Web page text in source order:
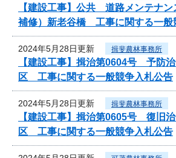
【建設工事】公共 道路メンテナン
補修）新老谷橋 工事に関する一般
2024年5月28日更新 揖斐農林事務所
【建設工事】揖治第0604号 予防
区 工事に関する一般競争入札公告
2024年5月28日更新 揖斐農林事務所
【建設工事】揖治第0605号 復旧
区 工事に関する一般競争入札公告